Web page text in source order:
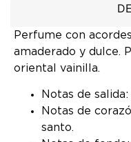
Perfume con
amaderado y dulce.
oriental vainilla.
Notas de salida:
Notas de
santo.